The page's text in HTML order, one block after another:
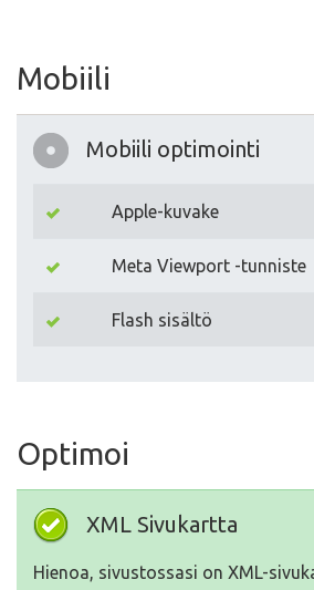
Mobiili
Mobiili optimointi
Apple-kuvake
Meta Viewport -tunniste
Flash sisältö
Optimoi
XML Sivukartta
Hienoa, sivustossasi on XML-